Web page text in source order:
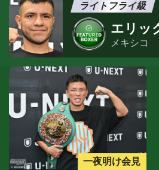
ライトフライ級
エリッ
メキシコ
一夜明け会見